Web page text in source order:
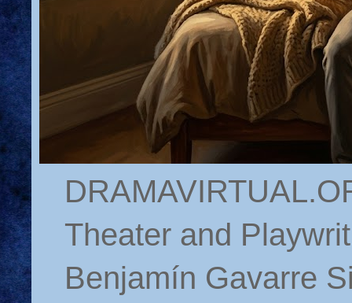
Theater and
Benjamín Gavarre